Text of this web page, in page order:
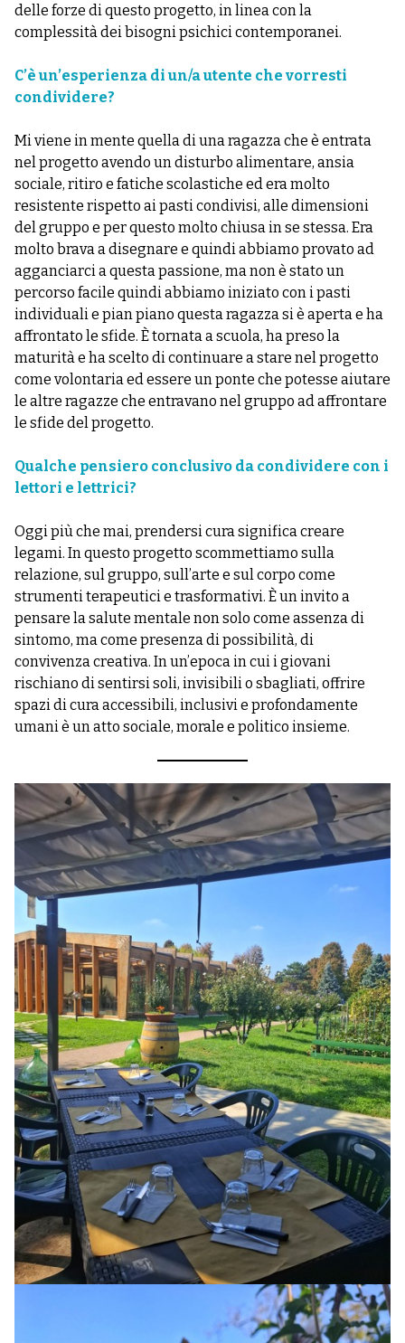
delle forze di questo progetto, in linea con la
complessità dei bisogni psichici contemporanei.
C’è un’esperienza di un/a utente che vorresti
condividere?
Mi viene in mente quella di una ragazza che è entrata
nel progetto avendo un disturbo alimentare, ansia
sociale, ritiro e fatiche scolastiche ed era molto
resistente rispetto ai pasti condivisi, alle dimensioni
del gruppo e per questo molto chiusa in se stessa. Era
molto brava a disegnare e quindi abbiamo provato ad
agganciarci a questa passione, ma non è stato un
percorso facile quindi abbiamo iniziato con i pasti
individuali e pian piano questa ragazza si è aperta e ha
affrontato le sfide. È tornata a scuola, ha preso la
maturità e ha scelto di continuare a stare nel progetto
come volontaria ed essere un ponte che potesse aiutare
le altre ragazze che entravano nel gruppo ad affrontare
le sfide del progetto.
Qualche pensiero conclusivo da condividere con i
lettori e lettrici?
Oggi più che mai, prendersi cura significa creare
legami. In questo progetto scommettiamo sulla
relazione, sul gruppo, sull’arte e sul corpo come
strumenti terapeutici e trasformativi. È un invito a
pensare la salute mentale non solo come assenza di
sintomo, ma come presenza di possibilità, di
convivenza creativa. In un’epoca in cui i giovani
rischiano di sentirsi soli, invisibili o sbagliati, offrire
spazi di cura accessibili, inclusivi e profondamente
umani è un atto sociale, morale e politico insieme.